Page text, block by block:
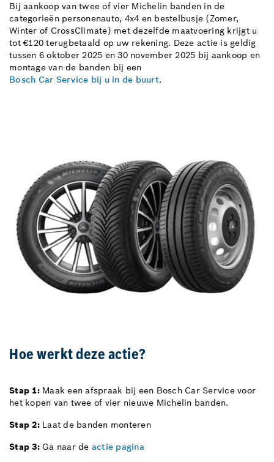
Bij aankoop van twee of vier Michelin banden in de
categorieën personenauto, 4x4 en bestelbusje (Zomer,
Winter of CrossClimate) met dezelfde maatvoering krijgt u
tot €120 terugbetaald op uw rekening. Deze actie is geldig
tussen 6 oktober 2025 en 30 november 2025 bij aankoop en
montage van de banden bij een
Bosch Car Service bij u in de buurt.
Hoe werkt deze actie?
Stap 1:Maak een afspraak bij een Bosch Car Service voor
het kopen van twee of vier nieuwe Michelin banden.
Stap 2:Laat de banden monteren
Stap 3:Ga naar de actie pagina